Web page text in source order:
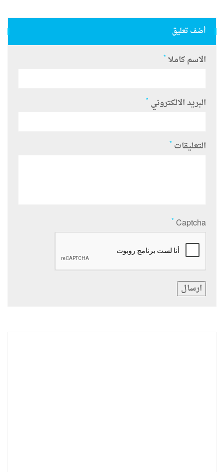
أضف تعليق
الاسم كاملا *
البريد الالكتروني *
التعليقات *
Captcha
*
ارسال